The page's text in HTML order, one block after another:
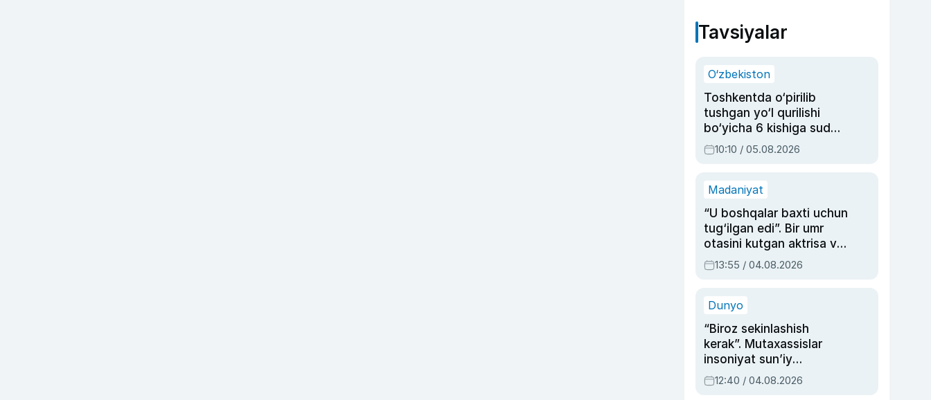
Tavsiyalar
O‘zbekiston
Toshkentda o‘pirilib
tushgan yo‘l qurilishi
bo‘yicha 6 kishiga sud
hukmi o‘qildi
10:10 / 05.08.2026
Madaniyat
“U boshqalar baxti uchun
tug‘ilgan edi”. Bir umr
otasini kutgan aktrisa va
dublyaj ustasi Rimma
Ahmedovaning
13:55 / 04.08.2026
Dunyo
“Biroz sekinlashish
kerak”. Mutaxassislar
insoniyat sun’iy
intellektni boshqara
olmay qolishidan xavotir
12:40 / 04.08.2026